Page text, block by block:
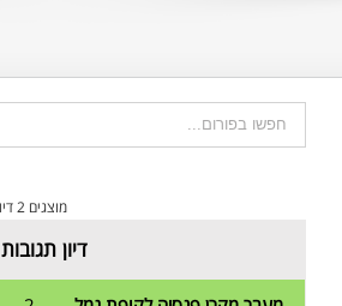
מוצגים 2 דיונים – 1 עד 2 (מתוך 2 סה״כ)
דיון תגובות